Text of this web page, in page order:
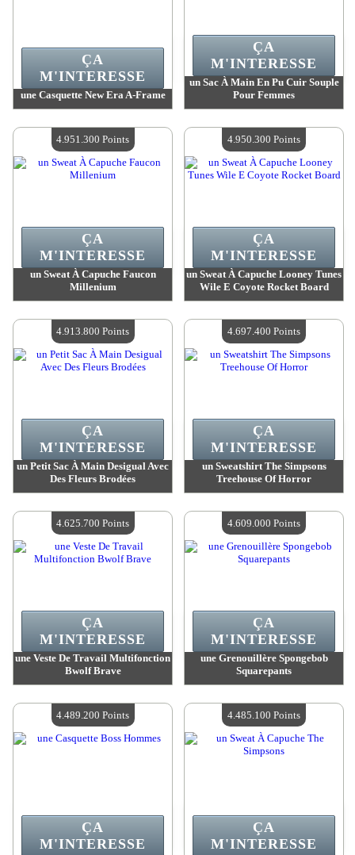
une Casquette New Era A-Frame
Quantité Disponible :4
ÇA
M'INTERESSE
un Sac À Main En Pu Cuir Souple
Pour Femmes
Quantité Disponible :4
ÇA
M'INTERESSE
un Sweat À Capuche Faucon
Millenium
Quantité Disponible :4
ÇA
M'INTERESSE
4.951.300 Points
un Sweat À Capuche Looney Tunes
Wile E Coyote Rocket Board
Quantité Disponible :4
ÇA
M'INTERESSE
4.950.300 Points
un Petit Sac À Main Desigual Avec
Des Fleurs Brodées
Quantité Disponible :4
ÇA
M'INTERESSE
4.913.800 Points
un Sweatshirt The Simpsons
Treehouse Of Horror
Quantité Disponible :4
ÇA
M'INTERESSE
4.697.400 Points
une Veste De Travail Multifonction
Bwolf Brave
Quantité Disponible :4
ÇA
M'INTERESSE
4.625.700 Points
une Grenouillère Spongebob
Squarepants
Quantité Disponible :4
ÇA
M'INTERESSE
4.609.000 Points
ÇA
M'INTERESSE
4.489.200 Points
ÇA
M'INTERESSE
4.485.100 Points